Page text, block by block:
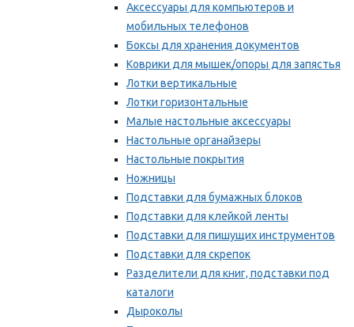
Аксессуары для компьютеров и
мобильных телефонов
Боксы для хранения документов
Коврики для мышек/опоры для запястья
Лотки вертикальные
Лотки горизонтальные
Малые настольные аксессуары
Настольные органайзеры
Настольные покрытия
Ножницы
Подставки для бумажных блоков
Подставки для клейкой ленты
Подставки для пишущих инструментов
Подставки для скрепок
Разделители для книг, подставки под
каталоги
Дыроколы